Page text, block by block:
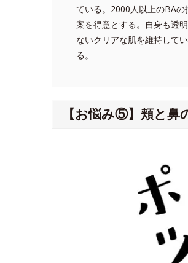
ている。2000人以上のBA
案を得意とする。自身も透
ないクリアな肌を維持して
る。
【お悩み⑤】頬と鼻